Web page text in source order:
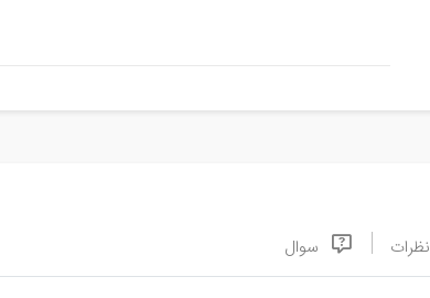
نظرات سوال